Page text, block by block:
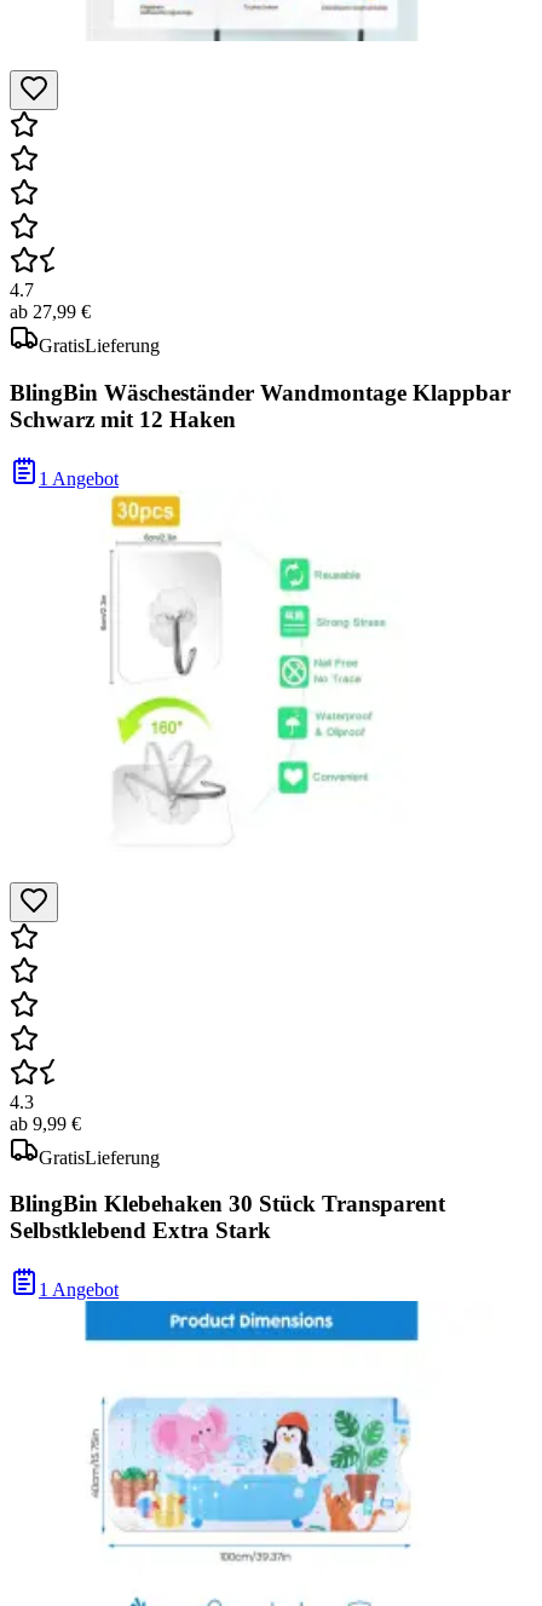
4.7
ab 27,99 €
GratisLieferung
BlingBin Wäscheständer Wandmontage Klappbar
Schwarz mit 12 Haken
1 Angebot
4.3
ab 9,99 €
GratisLieferung
BlingBin Klebehaken 30 Stück Transparent
Selbstklebend Extra Stark
1 Angebot